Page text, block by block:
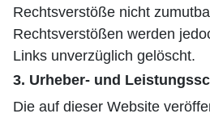
Rechtsverstöße nicht
Rechtsverstößen werden
Links unverzüglich gelöscht.
3. Urheber- und
Die auf dieser Website